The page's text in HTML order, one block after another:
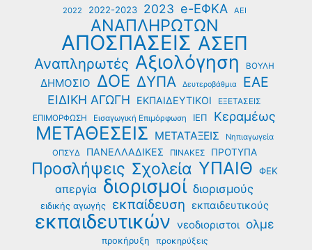
2022 2022-2023 2023 e-ΕΦΚΑ ΑΕΙ
ΑΝΑΠΛΗΡΩΤΩΝ
ΑΠΟΣΠΑΣΕΙΣ ΑΣΕΠ
Αναπληρωτές Αξιολόγηση ΒΟΥΛΗ
ΔΗΜΟΣΙΟ ΔΟΕ ΔΥΠΑ Δευτεροβάθμια ΕΑΕ
ΕΙΔΙΚΗ ΑΓΩΓΗ ΕΚΠΑΙΔΕΥΤΙΚΟΙ ΕΞΕΤΑΣΕΙΣ
ΕΠΙΜΟΡΦΩΣΗ Εισαγωγική Επιμόρφωση ΙΕΠ Κεραμέως
ΜΕΤΑΘΕΣΕΙΣ ΜΕΤΑΤΑΞΕΙΣ
Νηπιαγωγεία
ΟΠΣΥΔ
ΠΑΝΕΛΛΑΔΙΚΕΣ ΠΙΝΑΚΕΣ ΠΡΟΤΥΠΑ
Προσλήψεις Σχολεία ΥΠΑΙΘ ΦΕΚ
απεργία διορισμοί διορισμούς
ειδικής αγωγής εκπαίδευση εκπαιδευτικούς
εκπαιδευτικών νεοδιοριστοι ολμε
προκήρυξη προκηρύξεις